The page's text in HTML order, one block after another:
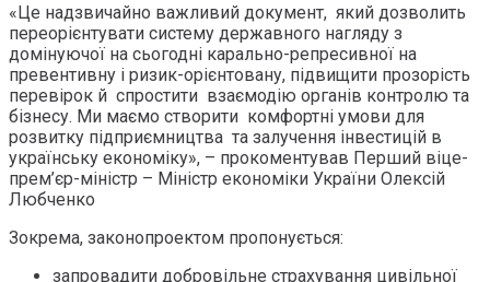
«Це надзвичайно важливий документ, який дозволить
переорієнтувати систему державного нагляду з
домінуючої на сьогодні карально-репресивної на
превентивну і ризик-орієнтовану, підвищити прозорість
перевірок й спростити взаємодію органів контролю та
бізнесу. Ми маємо створити комфортні умови для
розвитку підприємництва та залучення інвестицій в
українську економіку», – прокоментував Перший віце-
прем’єр-міністр – Міністр економіки України Олексій
Любченко
Зокрема, законопроектом пропонується:
запровадити добровільне страхування цивільної